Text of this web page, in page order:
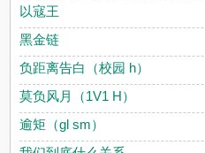
以寇王
黑金链
负距离告白（校园 h）
莫负风月（1V1 H）
逾矩（gl sm）